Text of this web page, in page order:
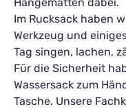
Hängematten dabei.
Im Rucksack haben
Werkzeug und
Tag singen, lachen,
Für die Sicherheit
Wassersack zum
Tasche. Unsere